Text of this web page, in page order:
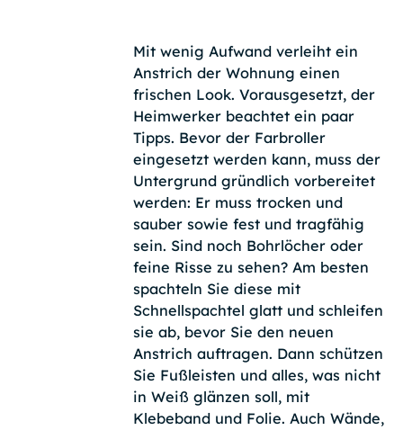
Mit wenig Aufwand verleiht ein
Anstrich der Wohnung einen
frischen Look. Vorausgesetzt, der
Heimwerker beachtet ein paar
Tipps. Bevor der Farbroller
eingesetzt werden kann, muss der
Untergrund gründlich vorbereitet
werden: Er muss trocken und
sauber sowie fest und tragfähig
sein. Sind noch Bohrlöcher oder
feine Risse zu sehen? Am besten
spachteln Sie diese mit
Schnellspachtel glatt und schleifen
sie ab, bevor Sie den neuen
Anstrich auftragen. Dann schützen
Sie Fußleisten und alles, was nicht
in Weiß glänzen soll, mit
Klebeband und Folie. Auch Wände,